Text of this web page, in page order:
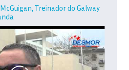
Treinador do Galway